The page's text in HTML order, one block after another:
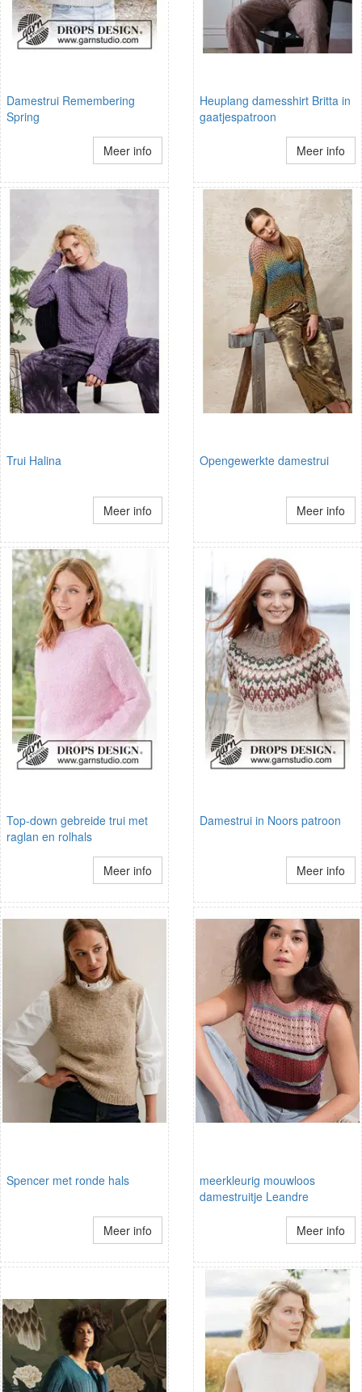
Damestrui Remembering
Spring
Meer info
Heuplang damesshirt Britta in
gaatjespatroon
Meer info
Trui Halina
Meer info
Opengewerkte damestrui
Meer info
Top-down gebreide trui met
raglan en rolhals
Meer info
Damestrui in Noors patroon
Meer info
Spencer met ronde hals
Meer info
meerkleurig mouwloos
damestruitje Leandre
Meer info